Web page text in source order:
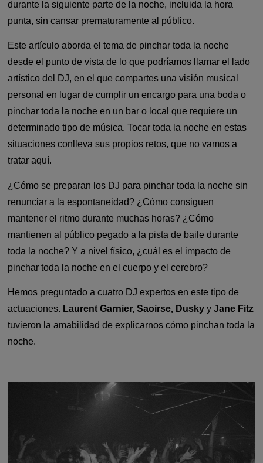
durante la siguiente parte de la noche, incluida la hora
punta, sin cansar prematuramente al público.
Este artículo aborda el tema de pinchar toda la noche
desde el punto de vista de lo que podríamos llamar el lado
artístico del DJ, en el que compartes una visión musical
personal en lugar de cumplir un encargo para una boda o
pinchar toda la noche en un bar o local que requiere un
determinado tipo de música. Tocar toda la noche en estas
situaciones conlleva sus propios retos, que no vamos a
tratar aquí.
¿Cómo se preparan los DJ para pinchar toda la noche sin
renunciar a la espontaneidad? ¿Cómo consiguen
mantener el ritmo durante muchas horas? ¿Cómo
mantienen al público pegado a la pista de baile durante
toda la noche? Y a nivel físico, ¿cuál es el impacto de
pinchar toda la noche en el cuerpo y el cerebro?
Hemos preguntado a cuatro DJ expertos en este tipo de
actuaciones. Laurent Garnier, Saoirse, DuskyyJane Fitz
tuvieron la amabilidad de explicarnos cómo pinchan toda la
noche.